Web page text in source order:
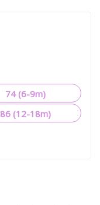
74 (6-9m)
86 (12-18m)